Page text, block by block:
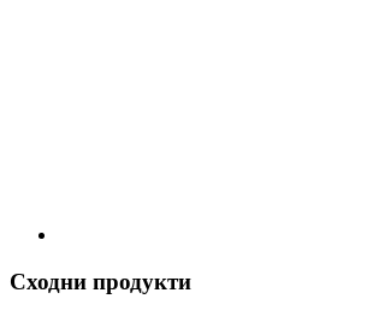
Сходни продукти